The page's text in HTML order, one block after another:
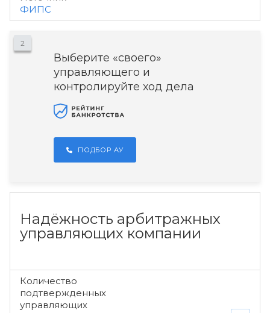
ФИПС
2
Выберите «своего»
управляющего и
контролируйте ход дела
ПОДБОР АУ
Надёжность арбитражных
управляющих компании
Количество
подтвержденных
управляющих